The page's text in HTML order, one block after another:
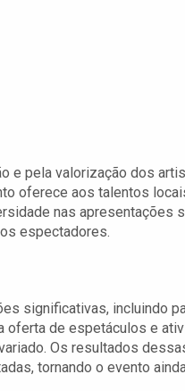
e pela valorização dos
oferece aos talentos
nas apresentações
espectadores.
significativas, incluindo
oferta de espetáculos e
Os resultados
tornando o evento